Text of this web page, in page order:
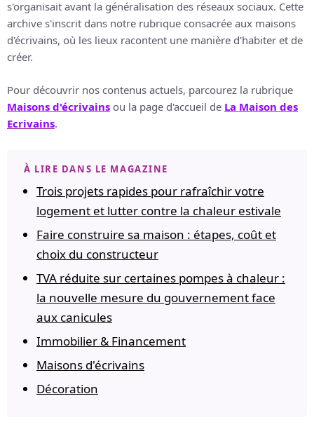
s'organisait avant la généralisation des réseaux sociaux. Cette
archive s'inscrit dans notre rubrique consacrée aux maisons
d'écrivains, où les lieux racontent une manière d'habiter et de
créer.
Pour découvrir nos contenus actuels, parcourez la rubrique
Maisons d'écrivains ou la page d'accueil de La Maison des
Ecrivains.
À LIRE DANS LE MAGAZINE
Trois projets rapides pour rafraîchir votre
logement et lutter contre la chaleur estivale
Faire construire sa maison : étapes, coût et
choix du constructeur
TVA réduite sur certaines pompes à chaleur :
la nouvelle mesure du gouvernement face
aux canicules
Immobilier & Financement
Maisons d'écrivains
Décoration